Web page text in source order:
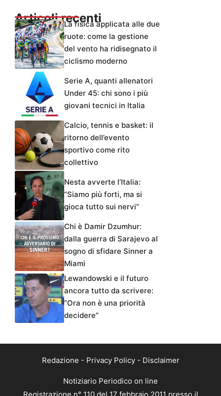
Articoli recentiLa fisica applicata alle due
ruote: come la gestione
del vento ha ridisegnato il
ciclismo moderno
Serie A, quanti allenatori
Under 45: chi sono i più
giovani tecnici in Italia
Calcio, tennis e basket: il
ritorno dell’evento
sportivo come rito
collettivo
Nesta avverte l’Italia:
“Siamo più forti, ma si
gioca tutto sui nervi”
Chi è Damir Dzumhur:
dalla guerra di Sarajevo al
sogno di sfidare Sinner a
Miami
Lewandowski e il futuro
ancora tutto da scrivere:
“Ora non è una priorità
decidere”
Redazione - Privacy Policy- Disclaimer
Notiziario Periodico on line